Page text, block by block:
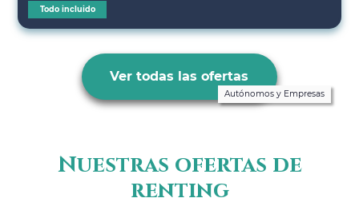
Autónomos y Empresas
Todo incluido
Ver todas las ofertas
Nuestras ofertas de
renting